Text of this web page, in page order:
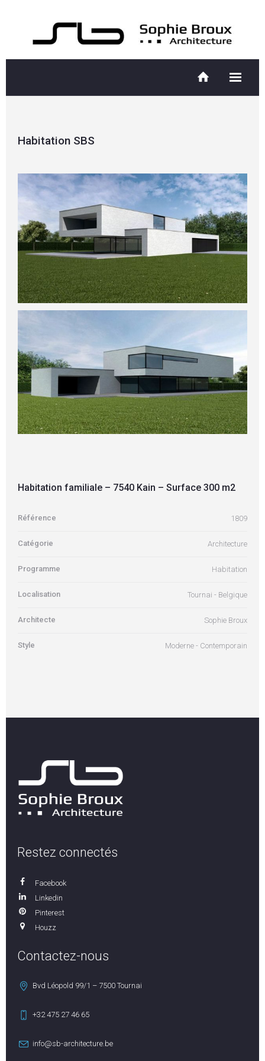
Habitation SBS
Habitation familiale – 7540 Kain – Surface 300 m2
Référence 1809
Catégorie Architecture
Programme Habitation
Localisation Tournai - Belgique
Architecte Sophie Broux
Style Moderne - Contemporain
Restez connectés
Facebook
Linkedin
Pinterest
Houzz
Contactez-nous
Bvd Léopold 99/1 – 7500 Tournai
+32 475 27 46 65
info@sb-architecture.be